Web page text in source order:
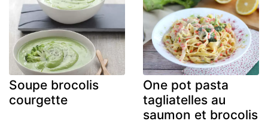
Soupe brocolis
courgette
One pot pasta
tagliatelles au
saumon et brocolis